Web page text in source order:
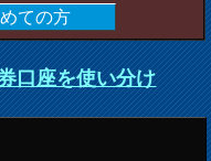
ての方
口座を使い分け